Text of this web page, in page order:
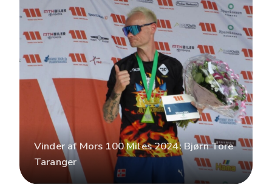
Vinder af Mors 100 Miles 2024: Bjørn Tore
Taranger